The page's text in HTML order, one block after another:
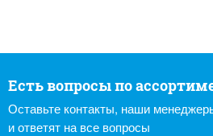
Есть вопросы по
Оставьте контакты, наши
и ответят на все вопросы